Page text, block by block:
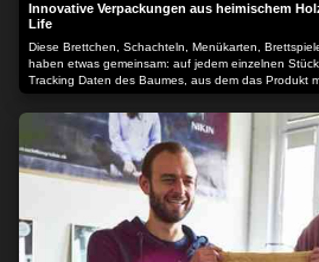
Innovative Verpackungen aus heimischem
Life
Diese Brettchen, Schachteln, Menükarten,
haben etwas gemeinsam: auf jedem einzelnen
Tracking Daten des Baumes, aus dem das Produkt
gefertigt wurde. Eine Besonderheit - wir besuchen
Bayerns...